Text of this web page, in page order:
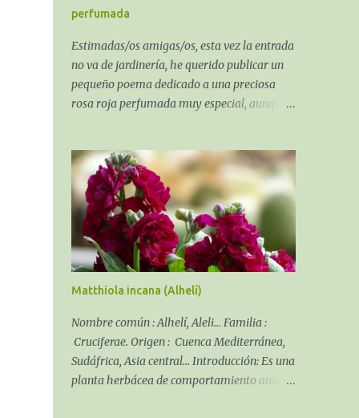
suelo.
perfumada
Estimadas/os amigas/os, esta vez la entrada
no va de jardinería, he querido publicar un
pequeño poema dedicado a una preciosa
rosa roja perfumada muy especial, aunque
Rosa perfumada:
Matthiola incana (Alhelí)
Nombre común : Alhelí, Aleli... Familia :
Cruciferae. Origen : Cuenca Mediterránea,
Sudáfrica, Asia central... Introducción: Es una
planta herbácea de comportamiento anual,